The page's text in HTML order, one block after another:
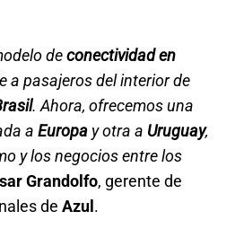
deconectividad en
a pasajeros del interior de
. Ahora, ofrecemos una
a Europa y otra a Uruguay,
y los negocios entre los
Grandolfo, gerente de
de Azul .